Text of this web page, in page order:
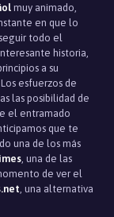
muy animado,
en que lo
todo el
historia,
a su
esfuerzos de
las posibilidad de
el entramado
que te
una de los más
, una de las
de ver el
, una alternativa